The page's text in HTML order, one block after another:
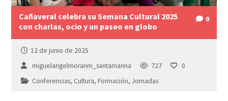
Cañaveral celebra su Semana Cultural 2025
con charlas, ocio y un paseo en globo
0
12 de junio de 2025
miguelangelmoranm_santamarina
727
0
Conferencias, Cultura,Formación,Jornadas